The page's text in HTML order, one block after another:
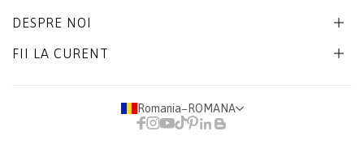
DESPRE NOI
FII LA CURENT
Romania− ROMANA